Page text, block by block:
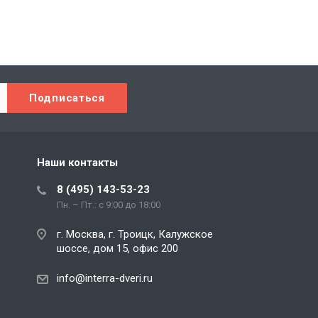
Наши контакты
8 (495) 143-53-23
Пн. – Пт.: с 9:00 до 18:00
г. Москва, г. Троицк, Калужское
шоссе, дом 15, офис 200
info@interra-dveri.ru